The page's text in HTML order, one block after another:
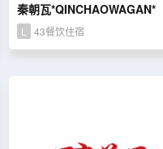
秦朝瓦*QINCHAOWAGAN*
L 43餐饮住宿